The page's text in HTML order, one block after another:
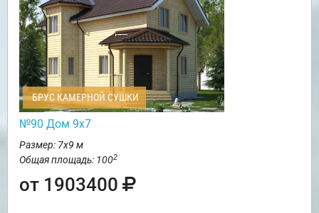
БРУС КАМЕРНОЙ СУШКИ
№90 Дом 9х7
Размер: 7х9 м
Общая площадь: 1002
от 1903400